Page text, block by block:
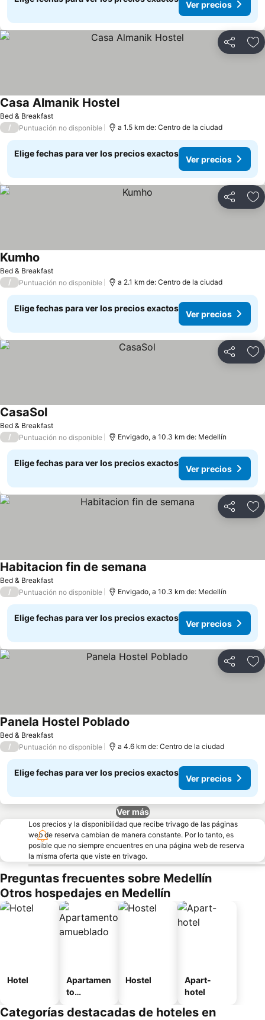
Ver precios
Compartir
Bed & Breakfast
Casa Almanik Hostel
/ Puntuación no disponible a 1.5 km de: Centro de la ciudad
Elige fechas para ver los precios exactos
Ver precios
Compartir
Bed & Breakfast
Kumho
/ Puntuación no disponible a 2.1 km de: Centro de la ciudad
Elige fechas para ver los precios exactos
Ver precios
Compartir
Bed & Breakfast
CasaSol
/ Puntuación no disponible Envigado, a 10.3 km de: Medellín
Elige fechas para ver los precios exactos
Ver precios
Compartir
Bed & Breakfast
Habitacion fin de semana
/ Puntuación no disponible Envigado, a 10.3 km de: Medellín
Elige fechas para ver los precios exactos
Ver precios
Compartir
Bed & Breakfast
Panela Hostel Poblado
/ Puntuación no disponible a 4.6 km de: Centro de la ciudad
Elige fechas para ver los precios exactos
Ver precios
Ver más
Los precios y la disponibilidad que recibe trivago de las páginas
web de reserva cambian de manera constante. Por lo tanto, es
posible que no siempre encuentres en una página web de reserva
la misma oferta que viste en trivago.
Preguntas frecuentes sobre Medellín
Otros hospedajes en Medellín
Hotel
Apartamen
to
o
Hostel
Apart-
hotel
Categorías destacadas de hoteles en